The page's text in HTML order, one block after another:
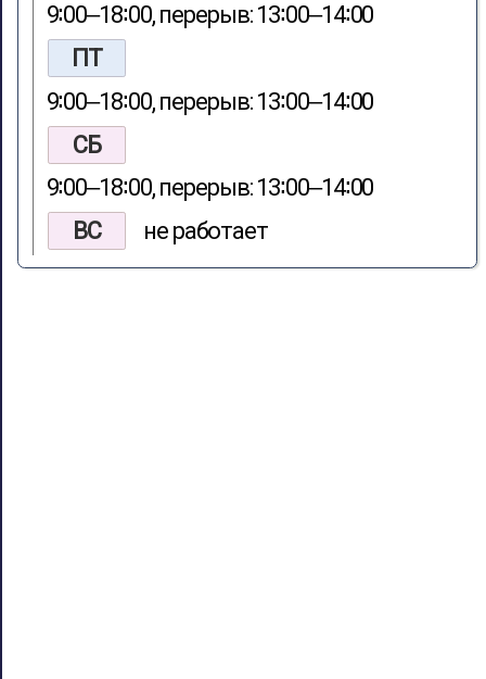
9∶00‒18∶00, перерыв: 13∶00‒14∶00
ПТ
9∶00‒18∶00, перерыв: 13∶00‒14∶00
СБ
9∶00‒18∶00, перерыв: 13∶00‒14∶00
ВС
не работает